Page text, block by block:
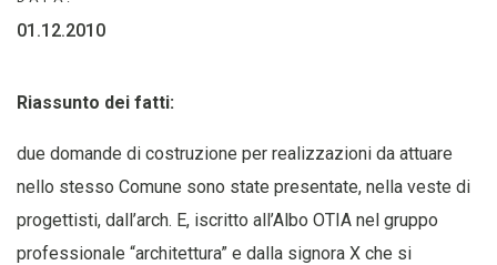
01.12.2010
Riassunto dei fatti:
due domande di costruzione per realizzazioni da attuare
nello stesso Comune sono state presentate, nella veste di
progettisti, dall’arch. E, iscritto all’Albo OTIA nel gruppo
professionale “architettura” e dalla signora X che si